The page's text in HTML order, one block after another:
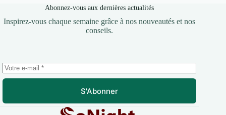
Abonnez-vous aux dernières actualités
Inspirez-vous chaque semaine grâce à nos nouveautés et nos
conseils.
S'Abonner